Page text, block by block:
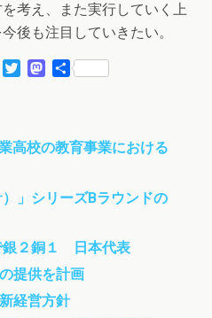
考え、また実行していく上
後も注目していきたい。
t
e
M
o
d
n
共
高校の教育事業における
」シリーズBラウンドの
銀２銅１ 日本代表
提供を計画
経営方針